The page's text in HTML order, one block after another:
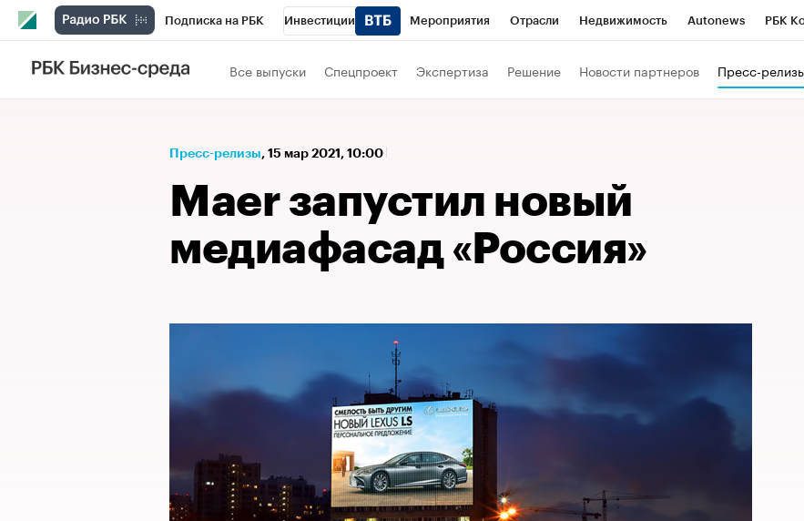
Подписка на РБК Инвестиции Мероприятия Отрасли Недвижимость Autonews РБК
Спорт
Технологии и медиа
Все выпуски Спецпроект Экспертиза Решение Новости партнеров Пресс-
Пресс-релизы⁠, 15 мар 2021, 10:00
Maer запустил новый
медиафасад «Россия»